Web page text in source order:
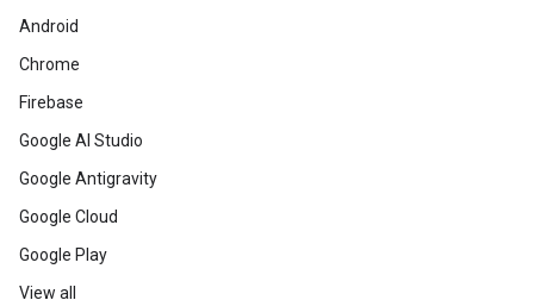
Android
Chrome
Firebase
Google AI Studio
Google Antigravity
Google Cloud
Google Play
View all